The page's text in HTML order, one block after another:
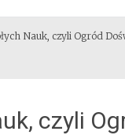
Nauk, czyli Ogród
czyli